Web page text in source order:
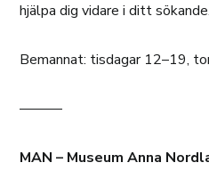
hjälpa dig vidare i ditt sökande.
Bemannat: tisdagar 12–19,
———
MAN – Museum Anna